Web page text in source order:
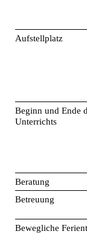
Aufstellplatz
Beginn und Ende
Unterrichts
Beratung
Betreuung
Bewegliche